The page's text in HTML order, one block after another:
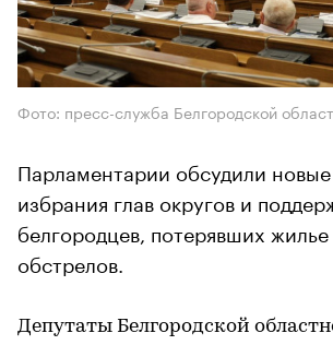
Фото: пресс-служба Белгородской
Парламентарии обсудили
избрания глав округов и
белгородцев, потерявших жилье
обстрелов.
Депутаты Белгородской